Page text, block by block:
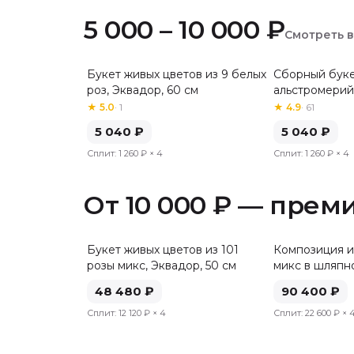
5 000 – 10 000 ₽Смотреть
Букет живых цветов из 9 белых
роз, Эквадор, 60 см
★ 5.0· 1
5 040 ₽
Сплит: 1 260 ₽ × 4
Хит
Сборный
альстромерий
★ 4.9· 61
5 040 ₽
Сплит: 1 260 ₽ × 4
От 10 000 ₽ —
Букет живых цветов из 101
розы микс, Эквадор, 50 см
48 480 ₽
Сплит: 12 120 ₽ × 4
Композиция
микс в
90 400 ₽
Сплит: 22 600 ₽ ×